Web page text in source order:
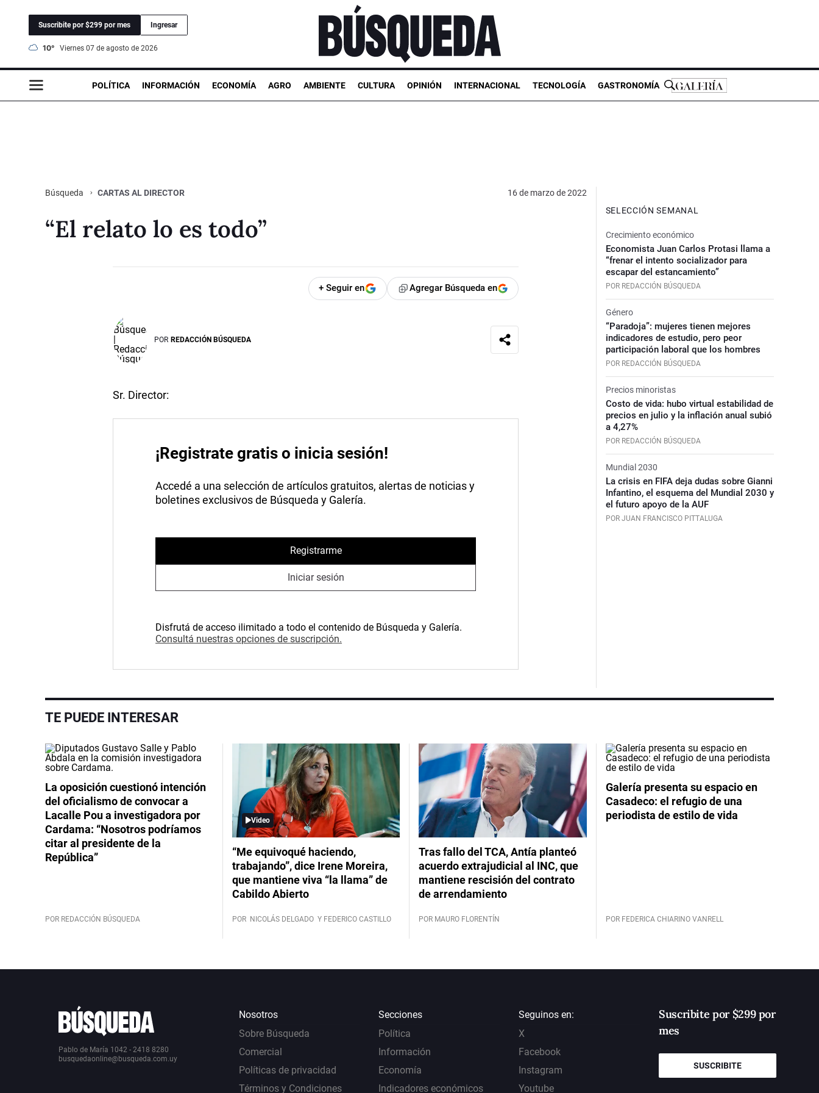
Suscribite por $299 por mes Ingresar
10° viernes 07 de agosto de 2026
POLÍTICA INFORMACIÓN ECONOMÍA AGRO AMBIENTE CULTURA OPINIÓN INTERNACIONAL TECNOLOGÍA GASTRONOMÍA
Búsqueda CARTAS AL DIRECTOR 16 de marzo de 2022
“El relato lo es todo”
+ Seguir en Agregar Búsqueda en
POR REDACCIÓN BÚSQUEDA
Sr. Director:
¡Registrate gratis o inicia sesión!
Accedé a una selección de artículos gratuitos, alertas de noticias y
boletines exclusivos de Búsqueda y Galería.
Registrarme
Iniciar sesión
Disfrutá de acceso ilimitado a todo el contenido de Búsqueda y Galería.
Consultá nuestras opciones de suscripción.
SELECCIÓN SEMANAL
Crecimiento económico
Economista Juan Carlos Protasi llama a
“frenar el intento socializador para
escapar del estancamiento”
POR REDACCIÓN BÚSQUEDA
Género
“Paradoja”: mujeres tienen mejores
indicadores de estudio, pero peor
participación laboral que los hombres
POR REDACCIÓN BÚSQUEDA
Precios minoristas
Costo de vida: hubo virtual estabilidad de
precios en julio y la inflación anual subió
a 4,27%
POR REDACCIÓN BÚSQUEDA
Mundial 2030
La crisis en FIFA deja dudas sobre Gianni
Infantino, el esquema del Mundial 2030 y
el futuro apoyo de la AUF
POR JUAN FRANCISCO PITTALUGA
TE PUEDE INTERESAR
La oposición cuestionó intención
del oficialismo de convocar a
Lacalle Pou a investigadora por
Cardama: “Nosotros podríamos
citar al presidente de la
República”
POR REDACCIÓN BÚSQUEDA
Video
“Me equivoqué haciendo,
trabajando”, dice Irene Moreira,
que mantiene viva “la llama” de
Cabildo Abierto
POR NICOLÁS DELGADO Y FEDERICO CASTILLO
Tras fallo del TCA, Antía planteó
acuerdo extrajudicial al INC, que
mantiene rescisión del contrato
de arrendamiento
POR MAURO FLORENTÍN
Galería presenta su espacio en
Casadeco: el refugio de una
periodista de estilo de vida
POR FEDERICA CHIARINO VANRELL
Pablo de María 1042 - 2418 8280
busquedaonline@busqueda.com.uy
Nosotros
Sobre Búsqueda
Comercial
Políticas de privacidad
Términos y Condiciones
Secciones
Política
Información
Economía
Indicadores económicos
Seguinos en:
X
Facebook
Instagram
Youtube
Suscribite por $299 por
mes
SUSCRIBITE